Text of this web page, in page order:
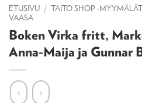
ETUSIVU / TAITO SHOP -MYYMÄLÄT
VAASA
Boken Virka fritt,
Anna-Maija ja Gunnar